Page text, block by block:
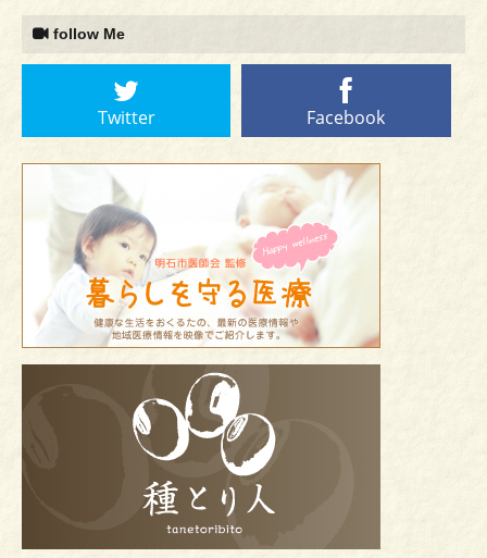
follow Me
Twitter Facebook